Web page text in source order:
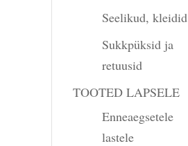
Seelikud, kleidid
Sukkpüksid ja
retuusid
TOOTED LAPSELE
Enneaegsetele
lastele